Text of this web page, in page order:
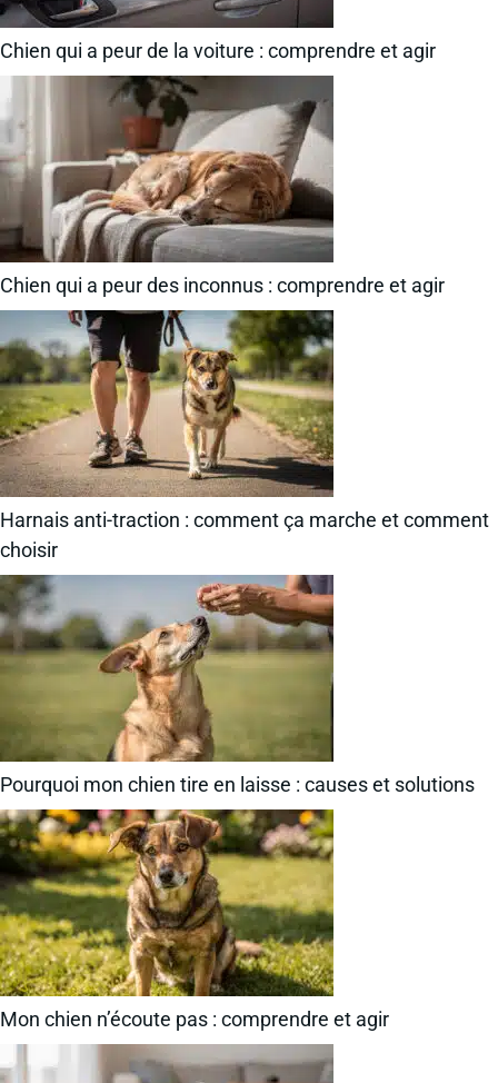
Chien qui a peur de la voiture : comprendre et agir
Chien qui a peur des inconnus : comprendre et agir
Harnais anti-traction : comment ça marche et comment
choisir
Pourquoi mon chien tire en laisse : causes et solutions
Mon chien n’écoute pas : comprendre et agir